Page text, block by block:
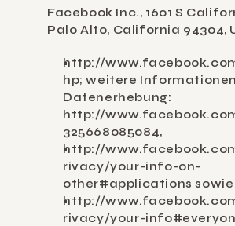
Facebook Inc., 1601 S
Palo Alto, California 94304,
http://
hp; weitere
http://
325668085084,
http://
rivacy/your-info-on-
other#applications sowie
http://
rivacy/your-